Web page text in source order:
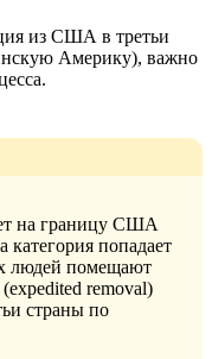
из США в третьи
Америку), важно
на границу США
попадает
людей помещают
removal)
страны по